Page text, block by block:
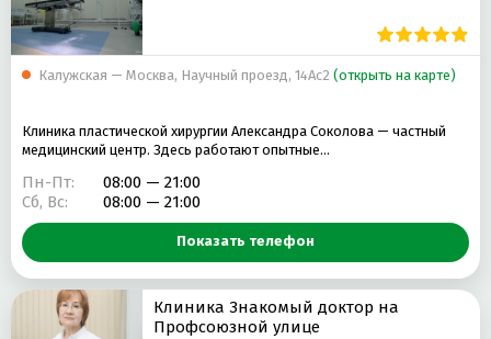
Калужская — Москва, Научный проезд, 14Ас2 (открыть на карте)
Клиника пластической хирургии Александра Соколова — частный
медицинский центр. Здесь работают опытные…
Пн-Пт:
08:00 — 21:00
Сб, Вс:
08:00 — 21:00
Показать телефон
Клиника Знакомый доктор на
Профсоюзной улице